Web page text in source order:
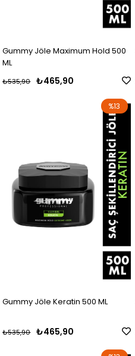
Gummy Jöle Maximum Hold 500
ML
₺465,90
₺535,90
Gummy Jöle Keratin 500 ML
₺465,90
₺535,90
%13